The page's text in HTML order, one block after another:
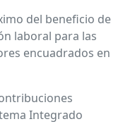
del beneficio de
laboral para las
encuadrados en
Integrado